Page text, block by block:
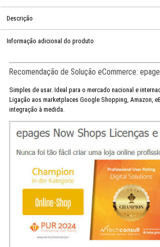
Descrição
Informação adicional do produto
Recomendação de Solução eCommerce:
Simples de usar. Ideal para o mercado nacional e
Ligação aos marketplaces Google Shopping, Amazon,
integração à medida.